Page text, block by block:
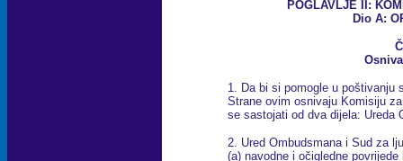
POGLAVLJE II:
Dio A:
1. Da bi si pomogle u poštivanju
Strane ovim osnivaju Komisiju
se sastojati od dva dijela: Ureda
2. Ured Ombudsmana i Sud za
(a) navodne i očigledne